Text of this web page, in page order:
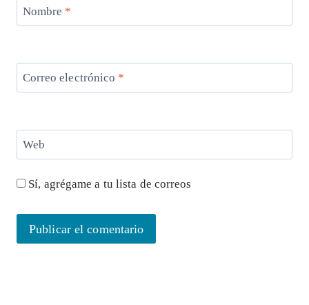
Nombre *
Correo electrónico *
Web
Sí, agrégame a tu lista de correos